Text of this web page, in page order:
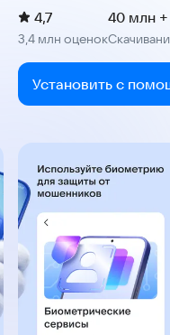
Рейтинг:
4,7
3,4 млн оценок
40 млн +
Установить с